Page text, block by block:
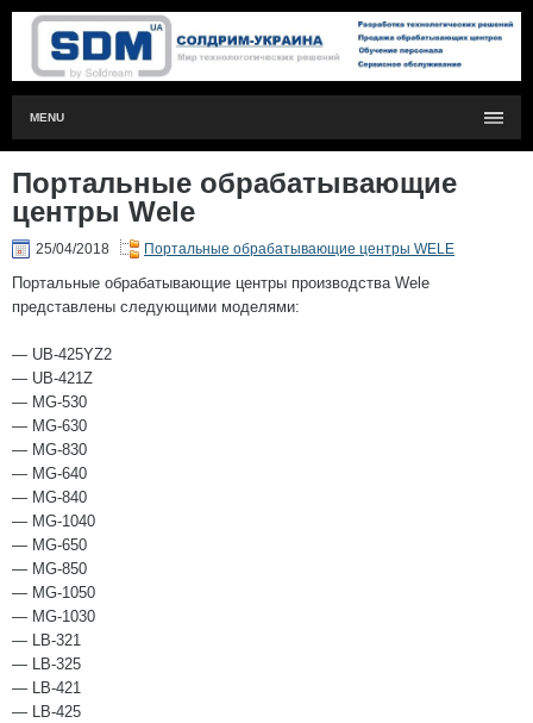
MENU
Портальные обрабатывающие
центры Wele
25/04/2018 Портальные обрабатывающие центры WELE
Портальные обрабатывающие центры производства Wele
представлены следующими моделями:
— UB-425YZ2
— UB-421Z
— MG-530
— MG-630
— MG-830
— MG-640
— MG-840
— MG-1040
— MG-650
— MG-850
— MG-1050
— MG-1030
— LB-321
— LB-325
— LB-421
— LB-425